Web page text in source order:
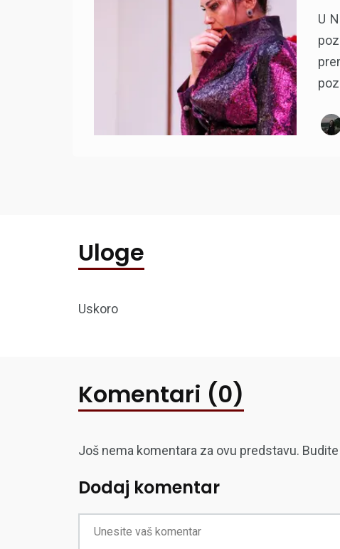
U
Uloge
Uskoro
Komentari (0)
Još nema komentara za ovu predstavu.
Dodaj komentar